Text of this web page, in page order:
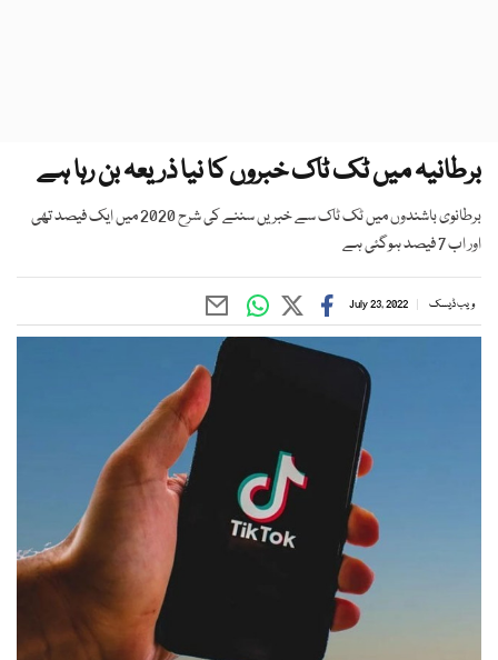
برطانیہ میں ٹک ٹاک خبروں کا نیا ذریعہ بن رہا ہے
برطانوی باشندوں میں ٹک ٹاک سے خبریں سننے کی شرح 2020 میں ایک فیصد تھی
اور اب 7 فیصد ہوگئی ہے
ویب ڈیسک July 23, 2022